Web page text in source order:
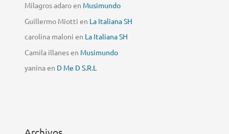
Milagros adaroen Musimundo
Guillermo Miotti en La Italiana SH
carolina maloni en La Italiana SH
Camila illanesen Musimundo
yaninaen D Me D S.R.L